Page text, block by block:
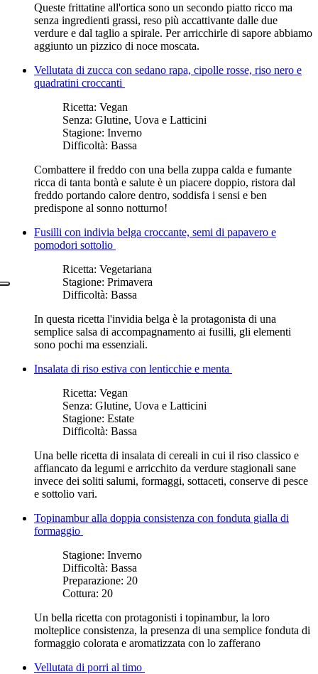
Queste frittatine all'ortica sono un secondo piatto ricco ma
senza ingredienti grassi, reso più accattivante dalle due
verdure e dal taglio a spirale. Per arricchirle di sapore abbiamo
aggiunto un pizzico di noce moscata.
Vellutata di zucca con sedano rapa, cipolle rosse, riso nero e
quadratini croccanti
Ricetta: Vegan
Senza: Glutine, Uova e Latticini
Stagione: Inverno
Difficoltà: Bassa
Combattere il freddo con una bella zuppa calda e fumante
ricca di tanta bontà e salute è un piacere doppio, ristora dal
freddo portando calore dentro, soddisfa i sensi e ben
predispone al sonno notturno!
Fusilli con indivia belga croccante, semi di papavero e
pomodori sottolio
Ricetta: Vegetariana
Stagione: Primavera
Difficoltà: Bassa
In questa ricetta l'invidia belga è la protagonista di una
semplice salsa di accompagnamento ai fusilli, gli elementi
sono pochi ma essenziali.
Insalata di riso estiva con lenticchie e menta
Ricetta: Vegan
Senza: Glutine, Uova e Latticini
Stagione: Estate
Difficoltà: Bassa
Una belle ricetta di insalata di cereali in cui il riso classico e
affiancato da legumi e arricchito da verdure stagionali sane
invece dei soliti salumi, formaggi, sottaceti, conserve di pesce
e sottolio vari.
Topinambur alla doppia consistenza con fonduta gialla di
formaggio
Stagione: Inverno
Difficoltà: Bassa
Preparazione: 20
Cottura: 20
Un bella ricetta con protagonisti i topinambur, la loro
molteplice consistenza, la presenza di una semplice fonduta di
formaggio colorata e aromatizzata con lo zafferano
Vellutata di porri al timo